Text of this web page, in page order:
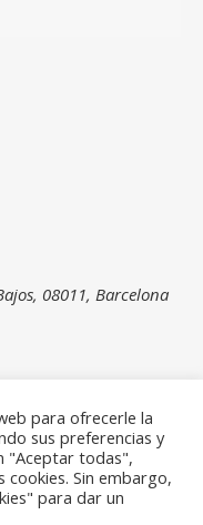
08011, Barcelona
para ofrecerle la
sus preferencias y
"Aceptar todas",
cookies. Sin embargo,
para dar un